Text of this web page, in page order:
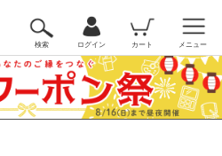
検索 ログイン カート メニュー